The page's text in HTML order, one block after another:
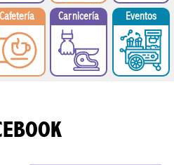
Cafetería Carnicería Eventos